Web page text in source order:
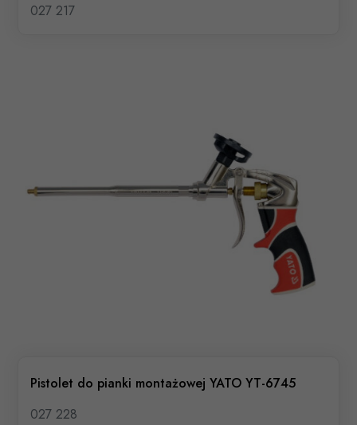
027 217
Pistolet do pianki montażowej YATO YT-6745
027 228